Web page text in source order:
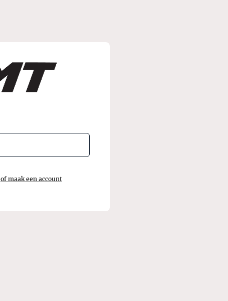
of maak een account